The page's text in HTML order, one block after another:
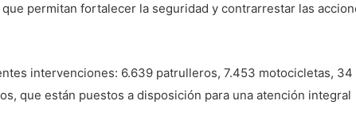
permitan fortalecer la seguridad y contrarrestar las
intervenciones: 6.639 patrulleros, 7.453 motocicletas, 34
que están puestos a disposición para una atención integral